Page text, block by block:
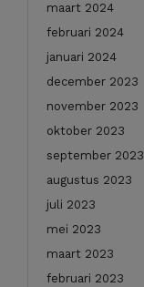
maart 2024
februari 2024
januari 2024
december 2023
november 2023
oktober 2023
september 2023
augustus 2023
juli 2023
mei 2023
maart 2023
februari 2023